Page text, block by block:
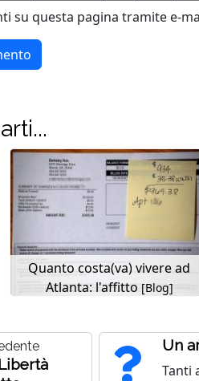
su questa pagina tramite e-
Quanto costa(va) vivere ad
Atlanta: l'affitto [Blog]
Un
Tanti